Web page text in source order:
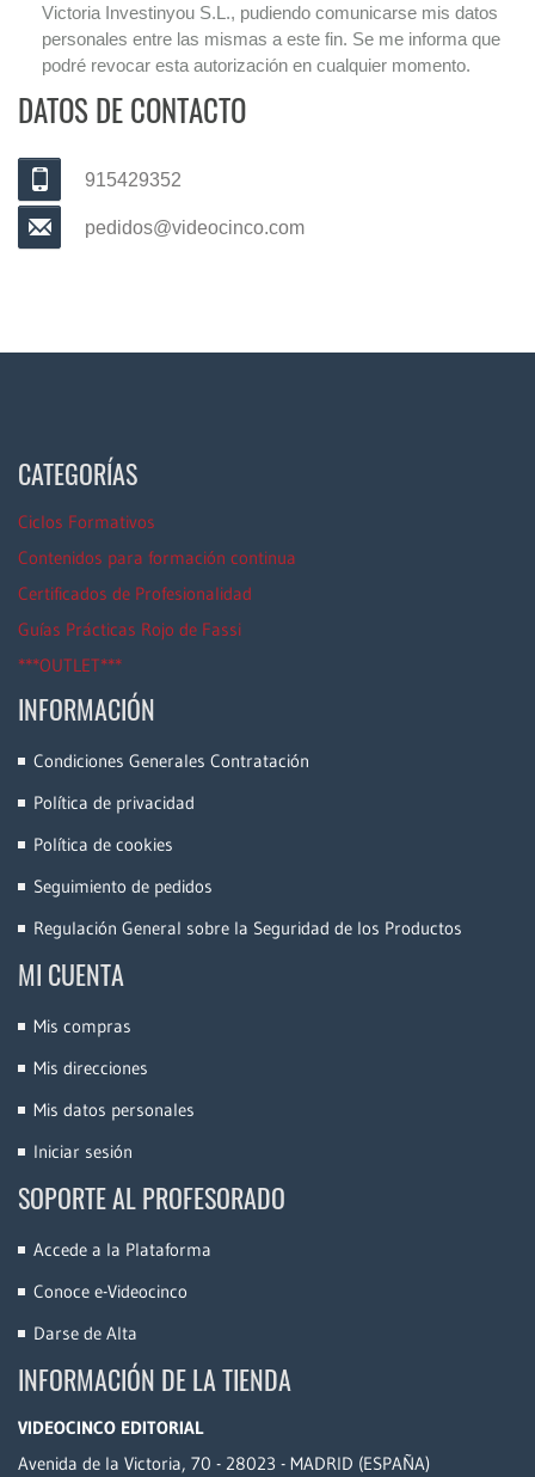
Victoria Investinyou S.L., pudiendo comunicarse mis datos
personales entre las mismas a este fin. Se me informa que
podré revocar esta autorización en cualquier momento.
DATOS DE CONTACTO
915429352
pedidos@videocinco.com
CATEGORÍAS
Ciclos Formativos
Contenidos para formación continua
Certificados de Profesionalidad
Guías Prácticas Rojo de Fassi
***OUTLET***
INFORMACIÓN
Condiciones Generales Contratación
Política de privacidad
Política de cookies
Seguimiento de pedidos
Regulación General sobre la Seguridad de los Productos
MI CUENTA
Mis compras
Mis direcciones
Mis datos personales
Iniciar sesión
SOPORTE AL PROFESORADO
Accede a la Plataforma
Conoce e-Videocinco
Darse de Alta
INFORMACIÓN DE LA TIENDA
VIDEOCINCO EDITORIAL
Avenida de la Victoria, 70 - 28023 - MADRID (ESPAÑA)